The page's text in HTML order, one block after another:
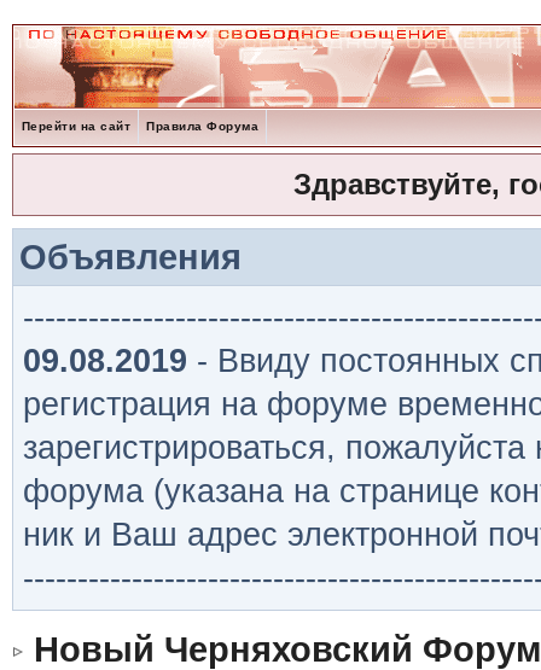
Перейти на сайт Правила Форума
Здравствуйте,
Объявления
09.08.2019 - Ввиду постоянных
регистрация на форуме
зарегистрироваться,
форума (указана на странице
ник и Ваш адрес электронной
Новый Черняховский Форум